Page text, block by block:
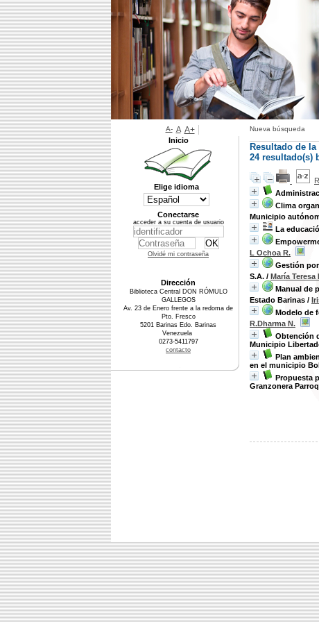
Nueva búsqueda
Resultado de
24 resultado(s)
Clima
Municipio
La
L Ochoa R.
Gestión
S.A. / María Teresa
Manual de
Estado Barinas /
Modelo de
R.Dharma N.
Obtención
Municipio
Plan
en el municipio
Propuesta
Granzonera
A- A A+
Inicio
Elige idioma
Conectarse
acceder a su cuenta de usuario
Olvidé mi contraseña
Dirección
Biblioteca Central DON RÓMULO
GALLEGOS
Av. 23 de Enero frente a la redoma de
Pto. Fresco
5201 Barinas Edo. Barinas
Venezuela
0273-5411797
contacto